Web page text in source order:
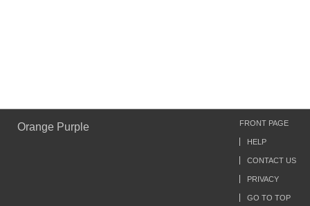
Orange Purple FRONT PAGE
HELP
CONTACT US
PRIVACY
GO TO TOP